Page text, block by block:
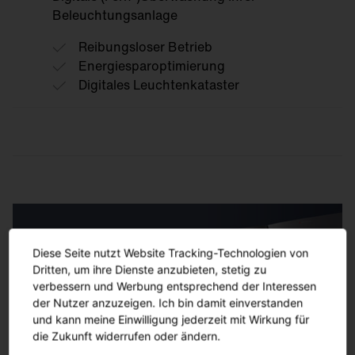
KfW Krediten
geschultes Service Team sowie mit unserem
einzigartigen Netzwerk an verlässlichen
Partnern oder Einbezug Ihres lokalen
Partners
Lichtmanagementsystems sowie Austausch
defekter Hardware
Beleuchtungsanlage
Reibungsloser Betrieb
Energiesparoptimierung
Digitales Leuchtenkataster
der SITECO Leitwarte durch unser Service
Team
Energiesparmonitoring
Analyse der Lichtverbrauchsdaten und
Erarbeiten von Optimierungspotentialen zur
Diese Seite nutzt Website Tracking-Technologien von
Dritten, um ihre Dienste anzubieten, stetig zu
verbessern und Werbung entsprechend der Interessen
der Nutzer anzuzeigen. Ich bin damit einverstanden
und kann meine Einwilligung jederzeit mit Wirkung für
die Zukunft widerrufen oder ändern.